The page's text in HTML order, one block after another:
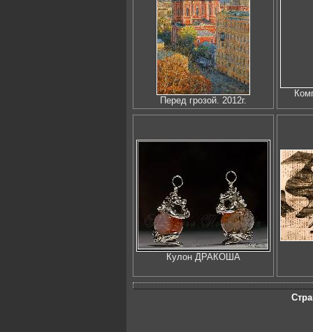
Перед грозой. 2012г.
Кулон ДРАКОША